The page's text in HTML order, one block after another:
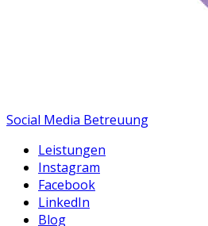
Social Media Betreuung
Leistungen
Instagram
Facebook
LinkedIn
Blog